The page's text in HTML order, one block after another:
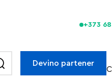
+373
Devino partener